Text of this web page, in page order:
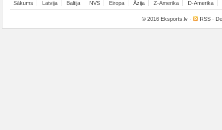
Sākums Latvija Baltija NVS Eiropa Āzija Z-Amerika D-Amerika
© 2016 Eksports.lv · RSS ·